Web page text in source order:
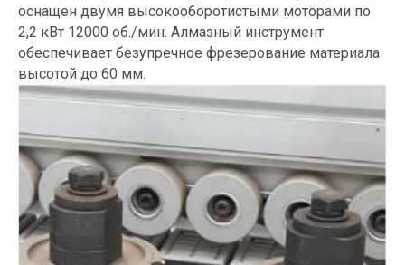
оснащен двумя высокооборотистыми моторами по
2,2 кВт 12000 об./мин. Алмазный инструмент
обеспечивает безупречное фрезерование материала
высотой до 60 мм.